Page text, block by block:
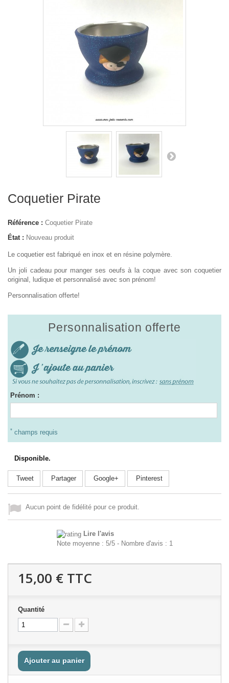
Coquetier Pirate
Référence : Coquetier Pirate
État : Nouveau produit
Le coquetier est fabriqué en inox et en résine polymère.
Un joli cadeau pour manger ses oeufs à la coque avec son coquetier
original, ludique et personnalisé avec son prénom!
Personnalisation offerte!
Personnalisation offerte
Prénom :
* champs requis
Disponible.
Tweet Partager Google+ Pinterest
Aucun point de fidélité pour ce produit.
Lire l'avis
Note moyenne : 5/5- Nombre d'avis : 1
15,00 € TTC
Quantité
Ajouter au panier